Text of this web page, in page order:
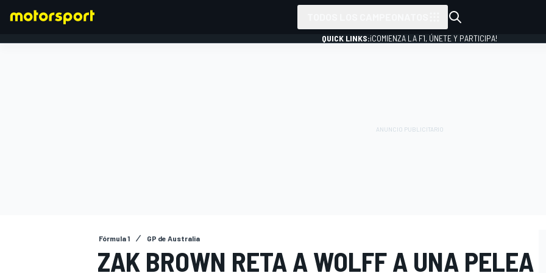
QUICK LINKS:¡COMIENZA LA F1, ÚNETE Y PARTICIPA!
Fórmula 1 GP de Australia
ZAK BROWN RETA A WOLFF A UNA PELEA